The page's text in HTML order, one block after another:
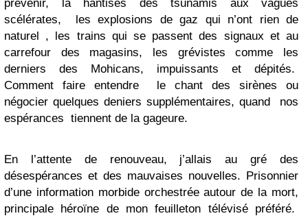
prévenir, la hantises des tsunamis aux vagues
scélérates, les explosions de gaz qui n’ont rien de
naturel , les trains qui se passent des signaux et au
carrefour des magasins, les grévistes comme les
derniers des Mohicans, impuissants et dépités.
Comment faire entendre le chant des sirènes ou
négocier quelques deniers supplémentaires, quand nos
espérances tiennent de la gageure.
En l’attente de renouveau, j’allais au gré des
désespérances et des mauvaises nouvelles. Prisonnier
d’une information morbide orchestrée autour de la mort,
principale héroïne de mon feuilleton télévisé préféré.